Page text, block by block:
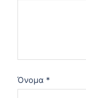
Όνομα *